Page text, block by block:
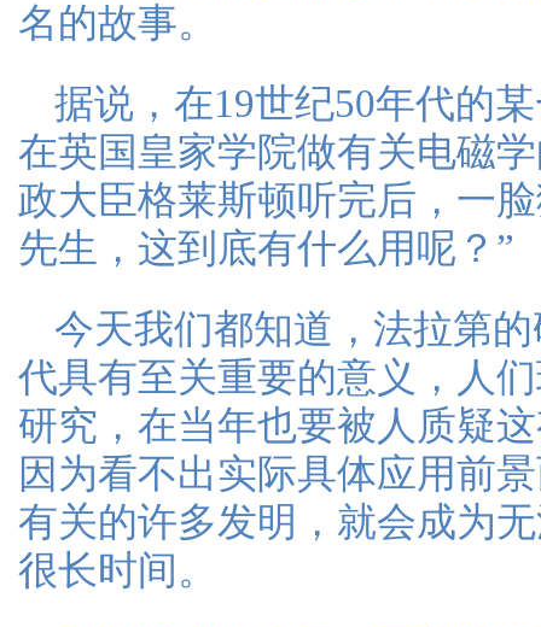
名的故事。
据说，在19世纪50年代的
在英国皇家学院做有关电磁
政大臣格莱斯顿听完后，一
先生，这到底有什么用呢？”
今天我们都知道，法拉第
代具有至关重要的意义，人
研究，在当年也要被人质疑
因为看不出实际具体应用前
有关的许多发明，就会成为
很长时间。